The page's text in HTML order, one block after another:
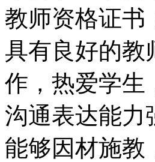
教师资格证书
具有良好的教
作，热爱学生
沟通表达能力
能够因材施教